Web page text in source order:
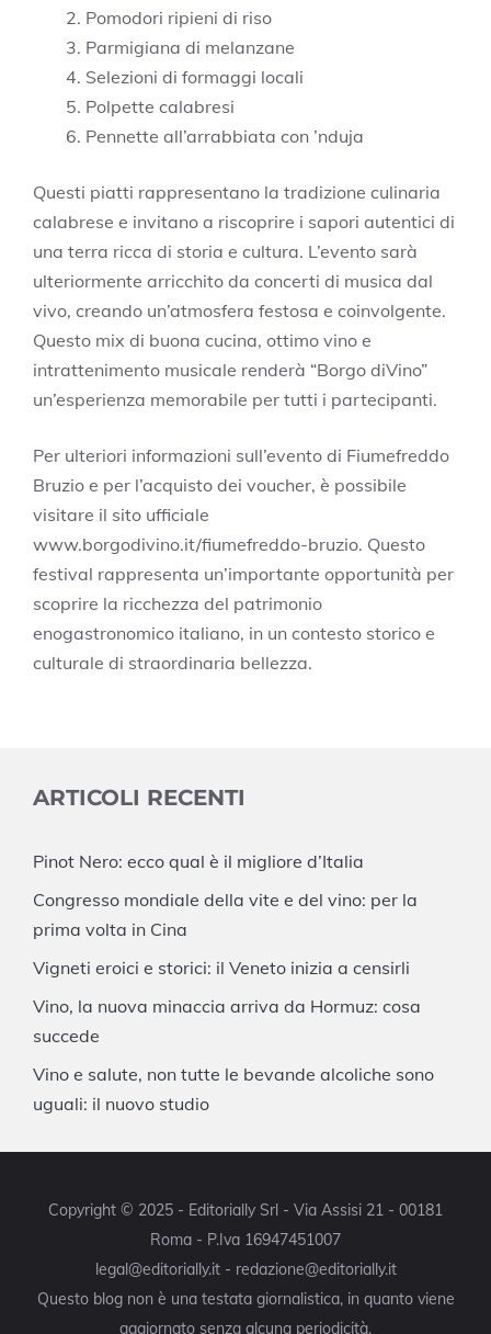
Pomodori ripieni di riso
Parmigiana di melanzane
Selezioni di formaggi locali
Polpette calabresi
Pennette all’arrabbiata con ’nduja
Questi piatti rappresentano la tradizione culinaria
calabrese e invitano a riscoprire i sapori autentici di
una terra ricca di storia e cultura. L’evento sarà
ulteriormente arricchito da concerti di musica dal
vivo, creando un’atmosfera festosa e coinvolgente.
Questo mix di buona cucina, ottimo vino e
intrattenimento musicale renderà “Borgo diVino”
un’esperienza memorabile per tutti i partecipanti.
Per ulteriori informazioni sull’evento di Fiumefreddo
Bruzio e per l’acquisto dei voucher, è possibile
visitare il sito ufficiale
www.borgodivino.it/fiumefreddo-bruzio. Questo
festival rappresenta un’importante opportunità per
scoprire la ricchezza del patrimonio
enogastronomico italiano, in un contesto storico e
culturale di straordinaria bellezza.
ARTICOLI RECENTI
Pinot Nero: ecco qual è il migliore d’Italia
Congresso mondiale della vite e del vino: per la
prima volta in Cina
Vigneti eroici e storici: il Veneto inizia a censirli
Vino, la nuova minaccia arriva da Hormuz: cosa
succede
Vino e salute, non tutte le bevande alcoliche sono
uguali: il nuovo studio
Copyright © 2025 - Editorially Srl - Via Assisi 21 - 00181
Roma - P.Iva 16947451007
legal@editorially.it - redazione@editorially.it
Questo blog non è una testata giornalistica, in quanto viene
aggiornato senza alcuna periodicità.